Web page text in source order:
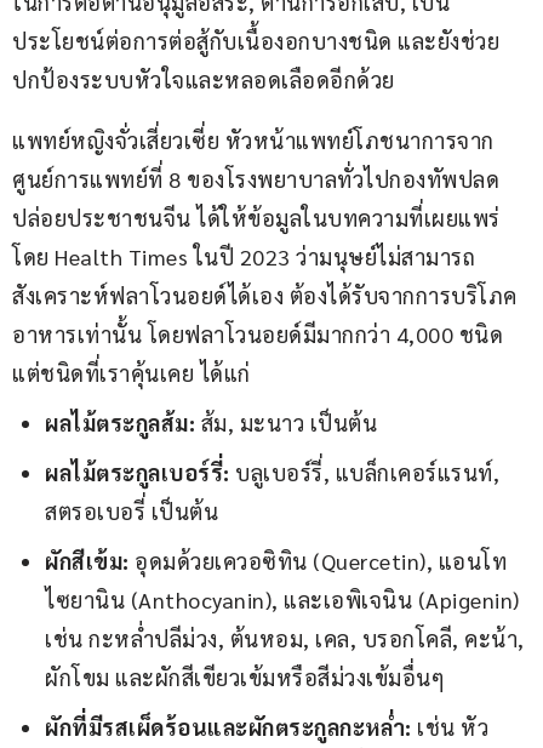
ประโยชน์ต่อการต่อสู้กับเนื้องอกบางชนิด และยังช่วย
ปกป้องระบบหัวใจและหลอดเลือดอีกด้วย
แพทย์หญิงจั่วเสี่ยวเซี่ย หัวหน้าแพทย์โภชนาการจาก
ศูนย์การแพทย์ที่ 8 ของโรงพยาบาลทั่วไปกองทัพปลด
ปล่อยประชาชนจีน ได้ให้ข้อมูลในบทความที่เผยแพร่
โดย Health Times ในปี 2023 ว่ามนุษย์ไม่สามารถ
สังเคราะห์ฟลาโวนอยด์ได้เอง ต้องได้รับจากการบริโภค
อาหารเท่านั้น โดยฟลาโวนอยด์มีมากกว่า 4,000 ชนิด
แต่ชนิดที่เราคุ้นเคย ได้แก่
ผลไม้ตระกูลส้ม: ส้ม, มะนาว เป็นต้น
ผลไม้ตระกูลเบอร์รี่: บลูเบอร์รี่, แบล็กเคอร์แรนท์,
สตรอเบอรี่ เป็นต้น
ผักสีเข้ม: อุดมด้วยเควอซิทิน (Quercetin), แอนโท
ไซยานิน (Anthocyanin), และเอพิเจนิน (Apigenin)
เช่น กะหล่ำปลีม่วง, ต้นหอม, เคล, บรอกโคลี, คะน้า,
ผักโขม และผักสีเขียวเข้มหรือสีม่วงเข้มอื่นๆ
ผักที่มีรสเผ็ดร้อนและผักตระกูลกะหล่ำ: เช่น หัว